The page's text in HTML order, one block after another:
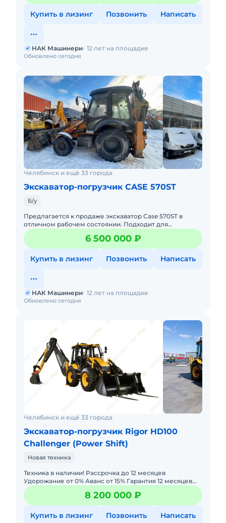
Купить в лизинг Позвонить Написать
Обновлено сегодня
НАК Машинери 12 лет на площадке
Челябинск и ещё 33 города
Экскаватор-погрузчик CASE 570ST
Б/у
Предлагается к продаже экскаватор Case 570ST в
отличном рабочем состоянии. Подходит для
выполнения разнообразных задач — от земляных
работ до погрузки и демонта
6 500 000 ₽
Купить в лизинг Позвонить Написать
Обновлено сегодня
НАК Машинери 12 лет на площадке
Челябинск и ещё 33 города
Экскаватор-погрузчик Rigor HD100
Challenger (Power Shift)
Новая техника
Техника в наличии! Рассрочка до 12 месяцев
Удорожание от 0% Аванс от 15% Гарантия 12 месяцев
или 2000 моточасов. Лизинг с авансом 0% —
минимальный пакет д8 200 000 ₽
Купить в лизинг Позвонить Написать